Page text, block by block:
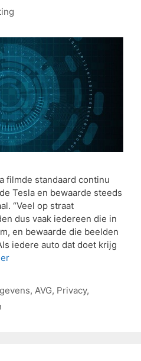
filmde standaard continu
Tesla en bewaarde steeds
“Veel op straat
dus vaak iedereen die in
en bewaarde die beelden
iedere auto dat doet krijg
, AVG, Privacy,